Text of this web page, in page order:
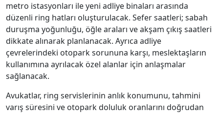
metro istasyonları ile yeni adliye binaları arasında
düzenli ring hatları oluşturulacak. Sefer saatleri; sabah
duruşma yoğunluğu, öğle araları ve akşam çıkış saatleri
dikkate alınarak planlanacak. Ayrıca adliye
çevrelerindeki otopark sorununa karşı, meslektaşların
kullanımına ayrılacak özel alanlar için anlaşmalar
sağlanacak.
Avukatlar, ring servislerinin anlık konumunu, tahmini
varış süresini ve otopark doluluk oranlarını doğrudan